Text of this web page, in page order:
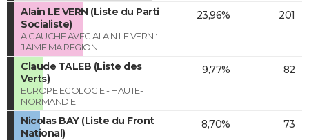
Alain LE VERN (Liste du Parti
Socialiste)
A GAUCHE AVEC ALAIN LE VERN :
J'AIME MA REGION
23,96% 201
Claude TALEB (Liste des
Verts)
EUROPE ECOLOGIE - HAUTE-
NORMANDIE
9,77% 82
Nicolas BAY (Liste du Front
National)
8,70% 73